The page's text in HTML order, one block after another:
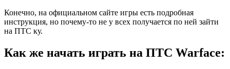
Конечно, на официальном сайте игры есть подробная
инструкция, но почему-то не у всех получается по ней зайти
на ПТС ку.
Как же начать играть на ПТС Warface: